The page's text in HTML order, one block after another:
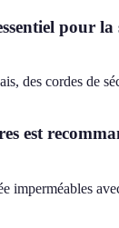
pour la
des cordes de
est
imperméables